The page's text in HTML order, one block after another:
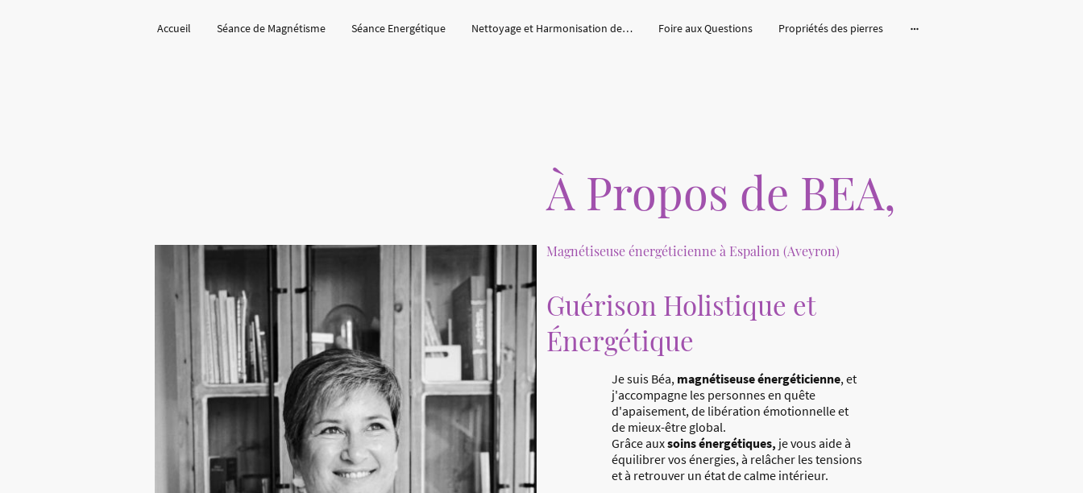
Accueil Séance de Magnétisme Séance Energétique Nettoyage et Harmonisation des lieux Foire aux Questions Propriétés des pierres
À Propos de BEA,
Magnétiseuse énergéticienne à Espalion (Aveyron)
Guérison Holistique et
Énergétique
Je suis Béa, magnétiseuse énergéticienne, et
j'accompagne les personnes en quête
d'apaisement, de libération émotionnelle et
de mieux-être global.
Grâce auxsoins énergétiques, je vous aide à
équilibrer vos énergies, à relâcher les tensions
et à retrouver un état de calme intérieur.